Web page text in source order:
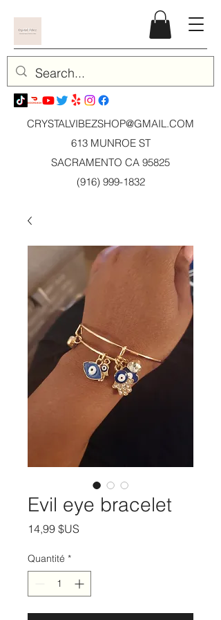
CRYSTALVIBEZSHOP@GMAIL.COM
613 MUNROE ST
SACRAMENTO CA 95825
(916) 999-1832
Evil eye bracelet
14,99 $US
Quantité *